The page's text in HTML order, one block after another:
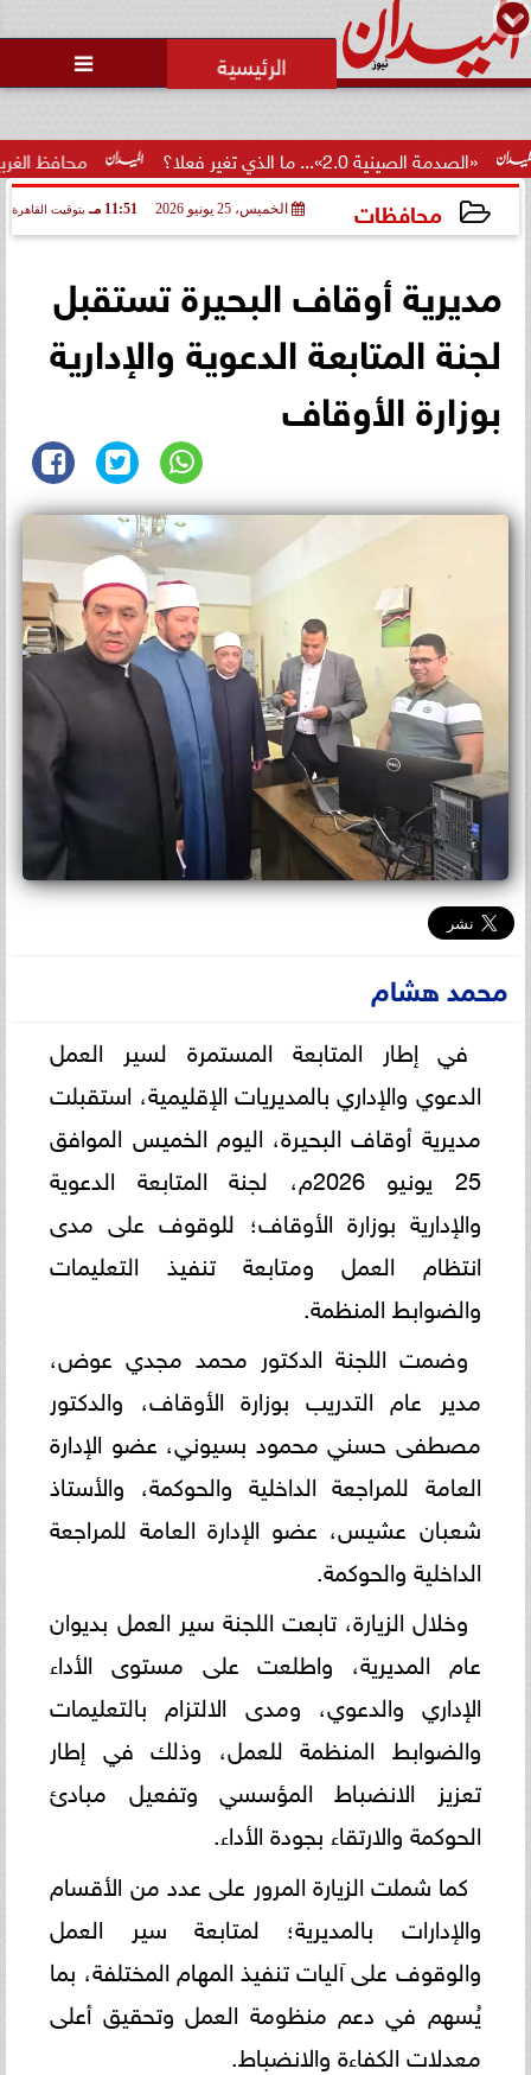

محافظ الغربية يكرم 100 من أوائل الجمهورية والمحافظة ويؤكد: الاستثمار... 2.0»... ما الذي تغير فعلا؟
محافظات الخميس، 25 يونيو 2026 11:51 مـ بتوقيت القاهرة
مديرية أوقاف البحيرة تستقبل
لجنة المتابعة الدعوية والإدارية
بوزارة الأوقاف
محمد هشام
في إطار المتابعة المستمرة لسير العمل
الدعوي والإداري بالمديريات الإقليمية، استقبلت
مديرية أوقاف البحيرة، اليوم الخميس الموافق
25 يونيو 2026م، لجنة المتابعة الدعوية
والإدارية بوزارة الأوقاف؛ للوقوف على مدى
انتظام العمل ومتابعة تنفيذ التعليمات
والضوابط المنظمة.
وضمت اللجنة الدكتور محمد مجدي عوض،
مدير عام التدريب بوزارة الأوقاف، والدكتور
مصطفى حسني محمود بسيوني، عضو الإدارة
العامة للمراجعة الداخلية والحوكمة، والأستاذ
شعبان عشيس، عضو الإدارة العامة للمراجعة
الداخلية والحوكمة.
وخلال الزيارة، تابعت اللجنة سير العمل بديوان
عام المديرية، واطلعت على مستوى الأداء
الإداري والدعوي، ومدى الالتزام بالتعليمات
والضوابط المنظمة للعمل، وذلك في إطار
تعزيز الانضباط المؤسسي وتفعيل مبادئ
الحوكمة والارتقاء بجودة الأداء.
كما شملت الزيارة المرور على عدد من الأقسام
والإدارات بالمديرية؛ لمتابعة سير العمل
والوقوف على آليات تنفيذ المهام المختلفة، بما
يُسهم في دعم منظومة العمل وتحقيق أعلى
معدلات الكفاءة والانضباط.